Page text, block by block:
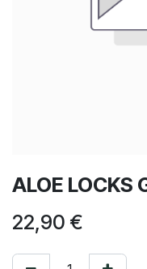
ALOE LOCKS
22,90 €